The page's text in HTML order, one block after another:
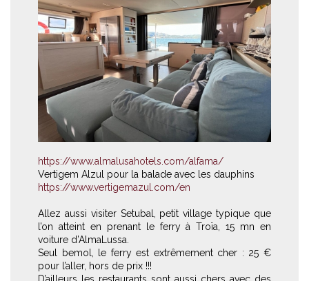
https://www.almalusahotels.com/alfama/
Vertigem Alzul pour la balade avec les dauphins
https://www.vertigemazul.com/en
Allez aussi visiter Setubal, petit village typique que
l’on atteint en prenant le ferry à Troïa, 15 mn en
voiture d’AlmaLussa.
Seul bemol, le ferry est extrêmement cher : 25 €
pour l’aller, hors de prix !!!